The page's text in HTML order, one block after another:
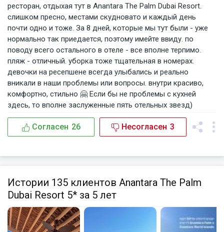
ресторан, отдыхая тут в Anantara The Palm Dubai Resort.
слишком пресно, местами скудновато и каждый день
почти одно и тоже. За 8 дней, которые мы тут были - уже
нормально так приедается, поэтому имейте ввиду. по
поводу всего остального в отеле - все вполне терпимо.
пляж - отличный. уборка тоже тщательная в номерах.
девочки на ресепшене всегда улыбались и реально
вникали в наши проблемы или вопросы. внутри красиво,
комфортно, стильно 🤗 Если бы не проблемы с кухней
здесь, то вполне заслуженные пять отельных звезд)
Согласен 26 Несогласен 3
Истории 135 клиентов Anantara The Palm
Dubai Resort 5* за 5 лет